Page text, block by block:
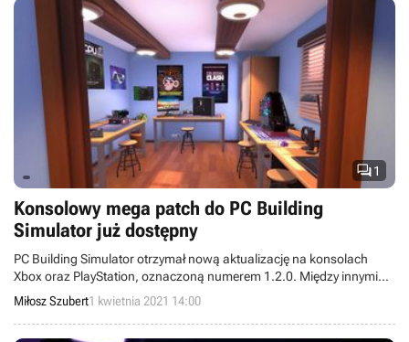
1
Konsolowy mega patch do PC Building
Simulator już dostępny
PC Building Simulator otrzymał nową aktualizację na konsolach
Xbox oraz PlayStation, oznaczoną numerem 1.2.0. Między innymi
dodaje ona do tytułu zupełnie za darmo ponad 250 nowych części,
w tym procesory AMD Ryzen oraz karty grafiki Nvidia RTX.
Miłosz Szubert1 kwietnia 2021 14:00